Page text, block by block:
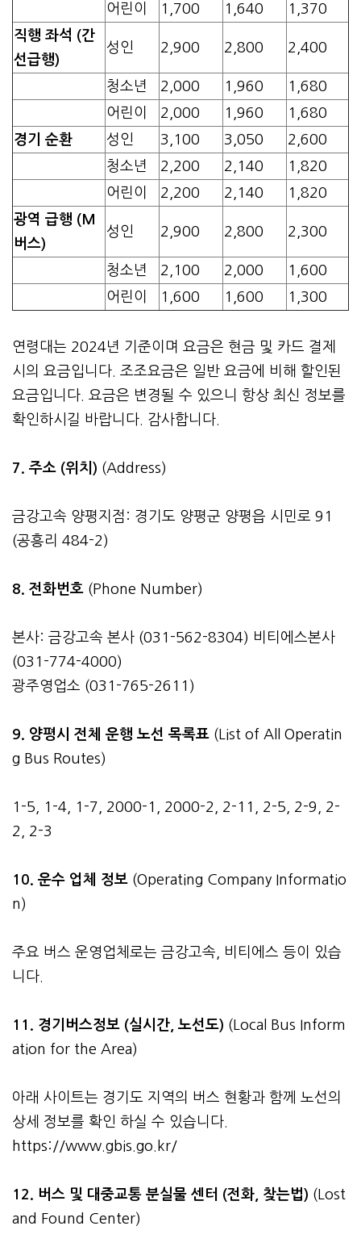
어린이 1,700 1,640
1,370
직행 좌석 (간
선급행)
성인 2,900 2,800 2,400
청소년 2,000 1,960
1,680
어린이
2,000 1,960
1,680
경기 순환
성인 3,100 3,050
2,600
청소년
2,200 2,140
1,820
어린이
2,200 2,140
1,820
광역 급행 (M
버스)
성인 2,900 2,800 2,300
청소년 2,100 2,000
1,600
어린이
1,600 1,600 1,300
연령대는 2024년 기준이며 요금은 현금 및 카드 결제
시의 요금입니다. 조조요금은 일반 요금에 비해 할인된
요금입니다. 요금은 변경될 수 있으니 항상 최신 정보를
확인하시길 바랍니다. 감사합니다.
7. 주소 (위치) (Address)
금강고속 양평지점: 경기도 양평군 양평읍 시민로 91
(공흥리 484-2)
8. 전화번호 (Phone Number)
본사: 금강고속 본사 (031-562-8304) 비티에스본사
(031-774-4000)
광주영업소 (031-765-2611)
9. 양평시 전체 운행 노선 목록표 (List of All Operatin
g Bus Routes)
1-5, 1-4, 1-7, 2000-1, 2000-2, 2-11, 2-5, 2-9, 2-
2, 2-3
10. 운수 업체 정보 (Operating Company Informatio
n)
주요 버스 운영업체로는 금강고속, 비티에스 등이 있습
니다.
11. 경기버스정보 (실시간, 노선도) (Local Bus Inform
ation for the Area)
아래 사이트는 경기도 지역의 버스 현황과 함께 노선의
상세 정보를 확인 하실 수 있습니다.
https://www.gbis.go.kr/
12. 버스 및 대중교통 분실물 센터 (전화, 찾는법) (Lost
and Found Center)